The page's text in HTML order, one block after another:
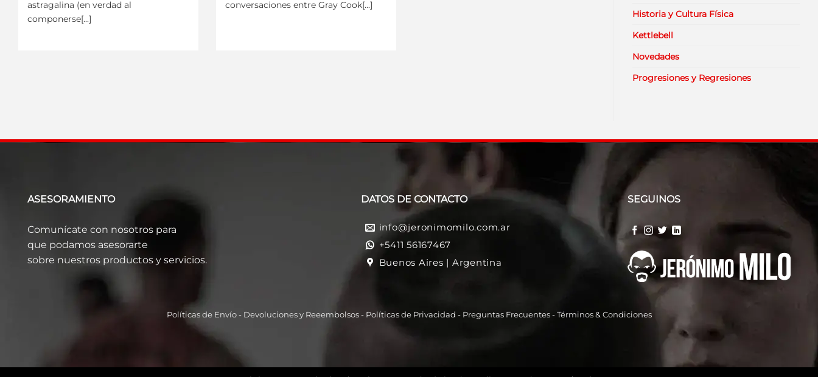
astragalina (en verdad al
componerse[...]
conversaciones entre Gray Cook[...]
Historia y Cultura Física
Kettlebell
Novedades
Progresiones y Regresiones
ASESORAMIENTO
Comunícate con nosotros para
que podamos asesorarte
sobre nuestros productos y servicios.
DATOS DE CONTACTO
info@jeronimomilo.com.ar
+5411 56167467
Buenos Aires | Argentina
SEGUINOS
Políticas de Envío- Devoluciones y Reeembolsos - Políticas de Privacidad - Preguntas Frecuentes- Términos & Condiciones